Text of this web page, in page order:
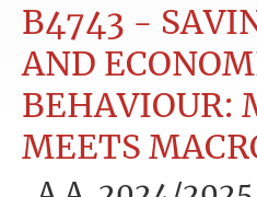
B4743 -
AND
BEHAVIOUR:
MEETS